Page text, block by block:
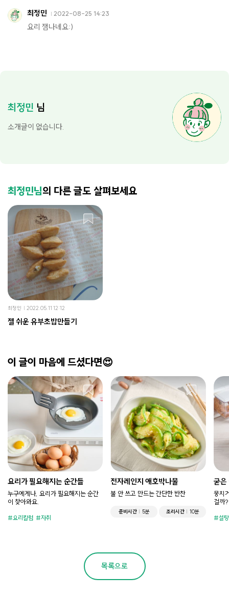
최정민 2022-08-25 14:23
요리 잼나네요:)
최정민 님
소개글이 없습니다.
최정민님의 다른 글도 살펴보세요
최정민 2022.05.11 12:12
젤 쉬운 유부초밥만들기
이 글이 마음에 드셨다면😍
요리가 필요해지는 순간들
누구에게나, 요리가 필요해지는 순간
이 찾아와요.
요리칼럼 자취
전자레인지 애호박나물
불 안 쓰고 만드는 간단한 반찬
준비시간 5분 조리시간 10분
굳은
뭉치
걸까?
설탕
목록으로